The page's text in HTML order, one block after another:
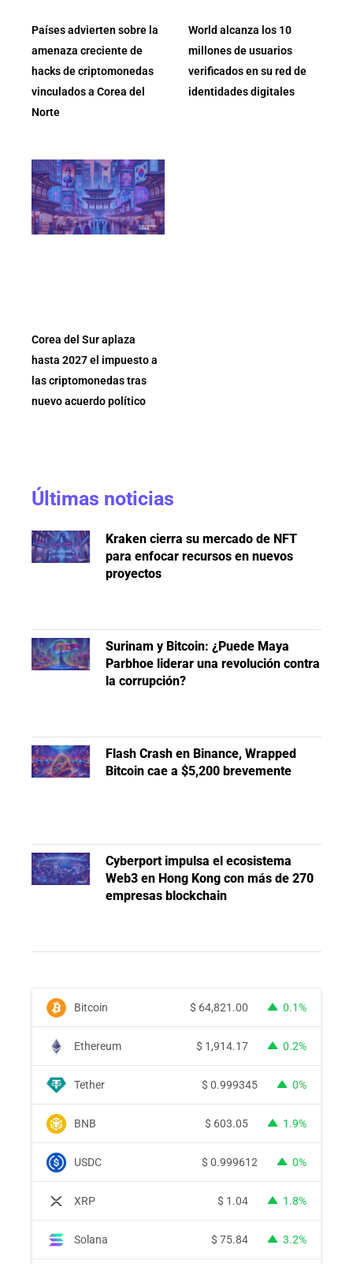
Países advierten sobre la
amenaza creciente de
hacks de criptomonedas
vinculados a Corea del
Norte
World alcanza los 10
millones de usuarios
verificados en su red de
identidades digitales
Corea del Sur aplaza
hasta 2027 el impuesto a
las criptomonedas tras
nuevo acuerdo político
Últimas noticias
Kraken cierra su mercado de NFT
para enfocar recursos en nuevos
proyectos
Surinam y Bitcoin: ¿Puede Maya
Parbhoe liderar una revolución contra
la corrupción?
Flash Crash en Binance, Wrapped
Bitcoin cae a $5,200 brevemente
Cyberport impulsa el ecosistema
Web3 en Hong Kong con más de 270
empresas blockchain
Bitcoin $ 64,821.00 0.1%
Ethereum $ 1,914.17 0.2%
Tether $ 0.999345 0%
BNB $ 603.05 1.9%
USDC $ 0.999612 0%
XRP $ 1.04 1.8%
Solana $ 75.84 3.2%